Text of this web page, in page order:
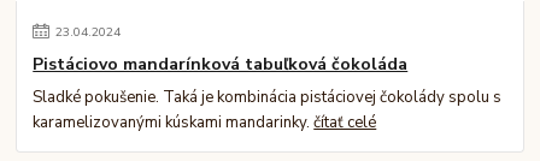
23.04.2024
Pistáciovo mandarínková tabuľková čokoláda
Sladké pokušenie. Taká je kombinácia pistáciovej čokolády spolu s
karamelizovanými kúskami mandarinky.čítať celé